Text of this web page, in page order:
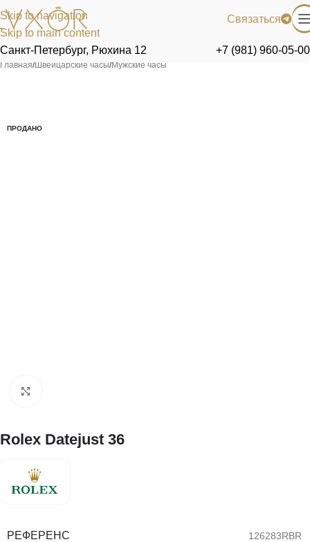
Skip to navigation
Skip to main content
Связаться
Санкт-Петербург, Рюхина 12 +7 (981) 960-05-00
Главная/Швейцарские часы/Мужские часы
ПРОДАНО
Rolex Datejust 36
РЕФЕРЕНС 126283RBR